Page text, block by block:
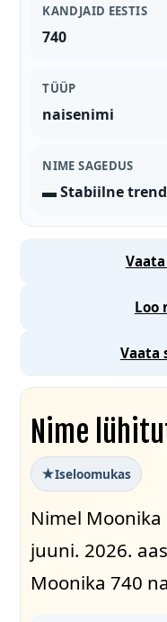
KANDJAID EESTIS
740
TÜÜP
naisenimi
NIME SAGEDUS
▬ Stabiilne trend
Loo
Vaata
Nime
Iseloomukas
Nimel Moonika
juuni. 2026.
Moonika 740